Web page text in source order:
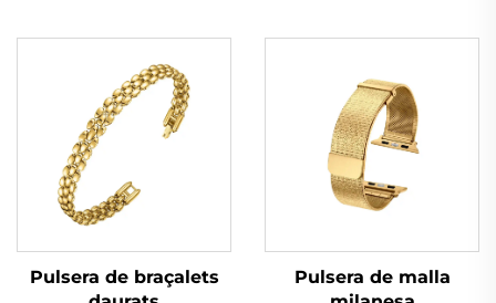
Pulsera de braçalets
Pulsera de malla